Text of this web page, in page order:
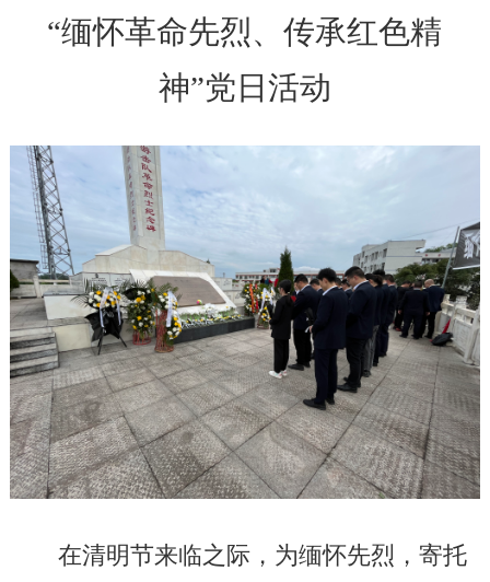
“缅怀革命先烈、传承红色精
神”党日活动
在清明节来临之际，为缅怀先烈，寄托